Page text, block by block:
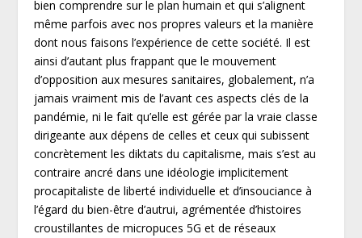
bien comprendre sur le plan humain et qui s’alignent
même parfois avec nos propres valeurs et la manière
dont nous faisons l’expérience de cette société. Il est
ainsi d’autant plus frappant que le mouvement
d’opposition aux mesures sanitaires, globalement, n’a
jamais vraiment mis de l’avant ces aspects clés de la
pandémie, ni le fait qu’elle est gérée par la vraie classe
dirigeante aux dépens de celles et ceux qui subissent
concrètement les diktats du capitalisme, mais s’est au
contraire ancré dans une idéologie implicitement
procapitaliste de liberté individuelle et d’insouciance à
l’égard du bien-être d’autrui, agrémentée d’histoires
croustillantes de micropuces 5G et de réseaux